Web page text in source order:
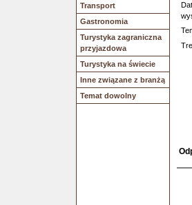
Transport
Gastronomia
Turystyka zagraniczna
przyjazdowa
Turystyka na świecie
Inne związane z branżą
Temat dowolny